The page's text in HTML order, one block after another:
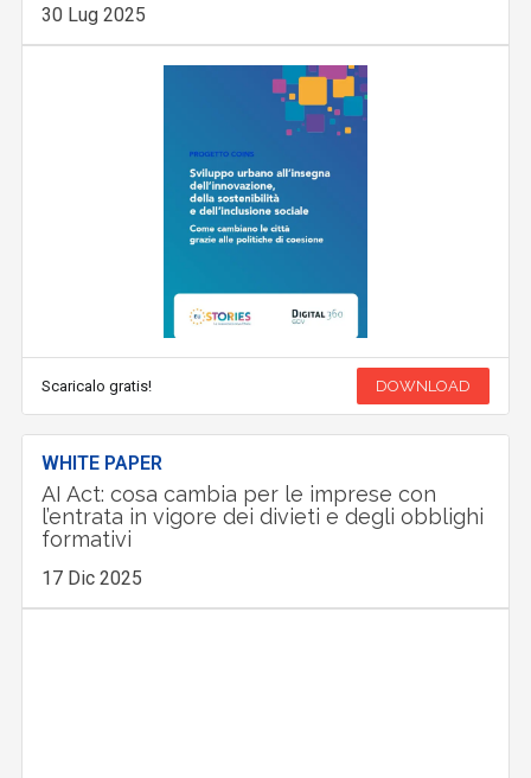
30 Lug 2025
Scaricalo gratis! DOWNLOAD
WHITE PAPER
AI Act: cosa cambia per le imprese con
l’entrata in vigore dei divieti e degli obblighi
formativi
17 Dic 2025